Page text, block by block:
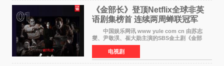
《金部长》登顶Netflix全球非英
语剧集榜首 连续两周蝉联冠军
中国娱乐网讯 www yule com cn 由苏志
燮、尹敬淏、崔大勋主演的SBS金土剧《金部
长》持续席卷全球，收获海内外观众热烈反
响。 15日，据Netflix官方排行榜网站Tudum
公布的数据，SBS金土剧《
电视剧